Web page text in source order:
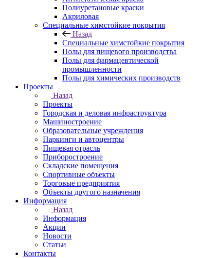
Полиуретановые краски
Акриловая
Специальные химстойкие покрытия
Назад
Специальные химстойкие покрытия
Полы для пищевого производства
Полы для фармацевтической
промышленности
Полы для химических производств
Проекты
Назад
Проекты
Городская и деловая инфраструктура
Машиностроение
Образовательные учреждения
Паркинги и автоцентры
Пищевая отрасль
Приборостроение
Складские помещения
Спортивные объекты
Торговые предприятия
Объекты другого назначения
Информация
Назад
Информация
Акции
Новости
Статьи
Контакты